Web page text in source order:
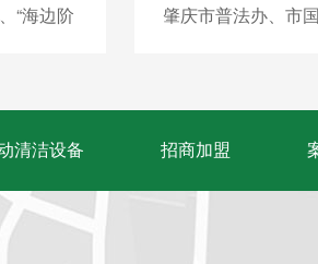
“海边阶
肇庆市普法办、市
清洁设备 招商加盟